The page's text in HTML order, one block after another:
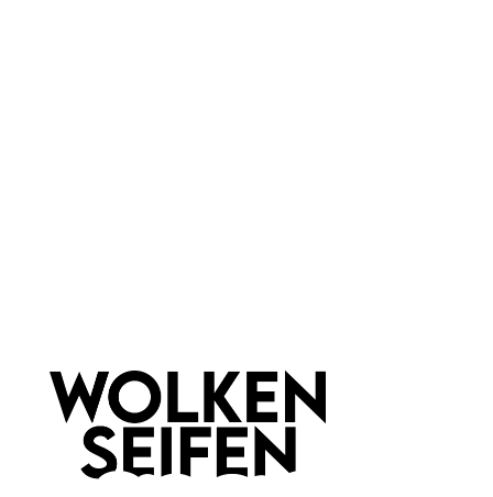
Informationen